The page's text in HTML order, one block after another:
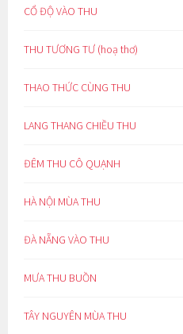
CỔ ĐỘ VÀO THU
THU TƯƠNG TƯ (hoạ thơ)
THAO THỨC CÙNG THU
LANG THANG CHIỀU THU
ĐÊM THU CÔ QUẠNH
HÀ NỘI MÙA THU
ĐÀ NẴNG VÀO THU
MƯA THU BUỒN
TÂY NGUYÊN MÙA THU